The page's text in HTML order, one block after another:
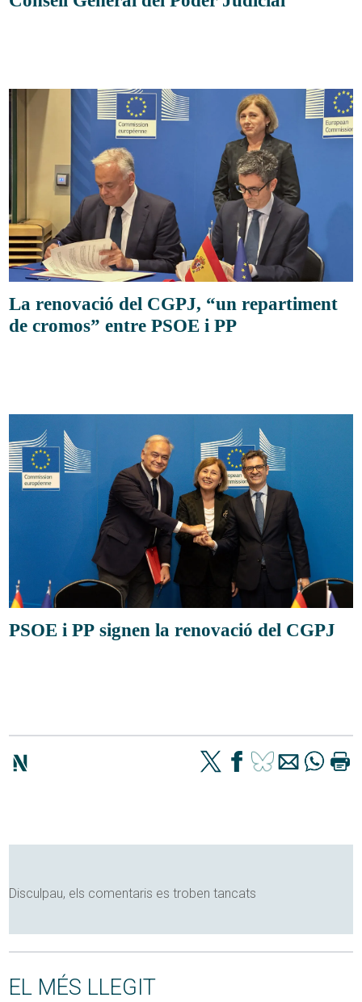
La renovació del CGPJ, “un repartiment
de cromos” entre PSOE i PP
PSOE i PP signen la renovació del CGPJ
Disculpau, els comentaris es troben tancats
EL MÉS LLEGIT